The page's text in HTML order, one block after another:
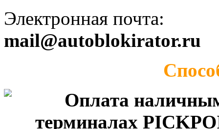
Электронная почта:
mail@autoblokirator.ru